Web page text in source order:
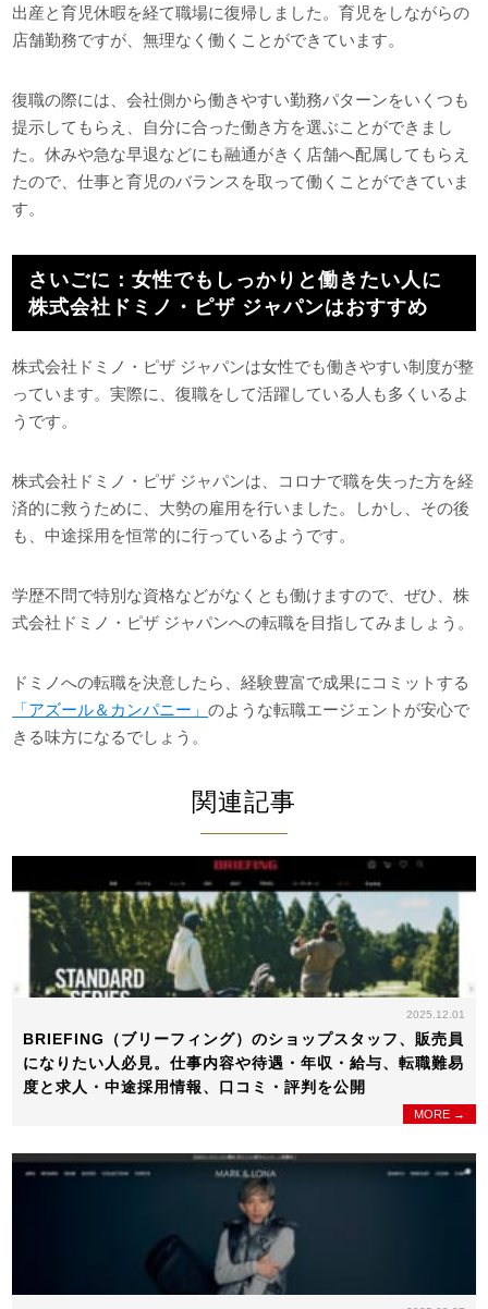
出産と育児休暇を経て職場に復帰しました。育児をしながらの
店舗勤務ですが、無理なく働くことができています。
復職の際には、会社側から働きやすい勤務パターンをいくつも
提示してもらえ、自分に合った働き方を選ぶことができまし
た。休みや急な早退などにも融通がきく店舗へ配属してもらえ
たので、仕事と育児のバランスを取って働くことができていま
す。
さいごに：女性でもしっかりと働きたい人に
株式会社ドミノ・ピザ ジャパンはおすすめ
株式会社ドミノ・ピザ ジャパンは女性でも働きやすい制度が整
っています。実際に、復職をして活躍している人も多くいるよ
うです。
株式会社ドミノ・ピザ ジャパンは、コロナで職を失った方を経
済的に救うために、大勢の雇用を行いました。しかし、その後
も、中途採用を恒常的に行っているようです。
学歴不問で特別な資格などがなくとも働けますので、ぜひ、株
式会社ドミノ・ピザ ジャパンへの転職を目指してみましょう。
ドミノへの転職を決意したら、経験豊富で成果にコミットする
「アズール＆カンパニー」のような転職エージェントが安心で
きる味方になるでしょう。
関連記事
2025.12.01
BRIEFING（ブリーフィング）のショップスタッフ、販売員
になりたい人必見。仕事内容や待遇・年収・給与、転職難易
度と求人・中途採用情報、口コミ・評判を公開
MORE →